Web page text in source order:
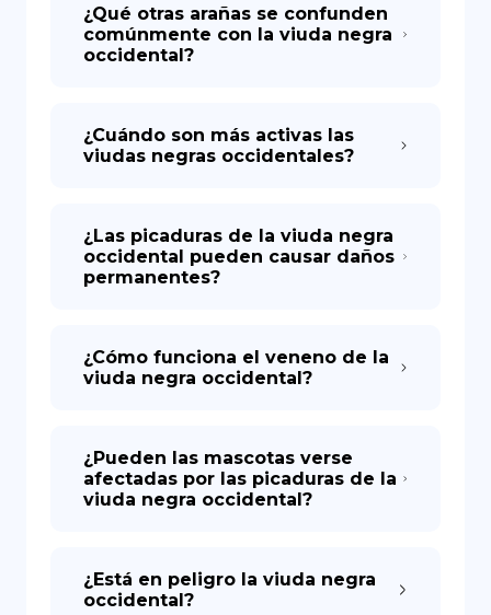
¿Qué otras arañas se confunden
comúnmente con la viuda negra
occidental?
¿Cuándo son más activas las
viudas negras occidentales?
¿Las picaduras de la viuda negra
occidental pueden causar daños
permanentes?
¿Cómo funciona el veneno de la
viuda negra occidental?
¿Pueden las mascotas verse
afectadas por las picaduras de la
viuda negra occidental?
¿Está en peligro la viuda negra
occidental?